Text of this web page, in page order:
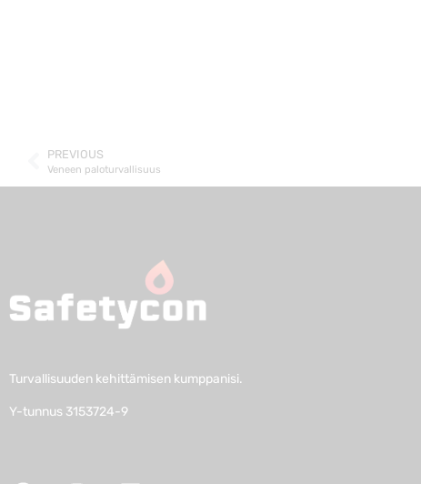
PREVIOUS
Veneen paloturvallisuus
Turvallisuuden kehittämisen kumppanisi.
Y-tunnus 3153724-9